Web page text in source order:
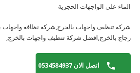
الماء علي الواجهات الحجرية
شركة تنظيف واجهات بالخرج,شركة نظافة
زجاج بالخرج,افضل شركة تنظيف واجهات بالخرج,
اتصل الان 0534584937